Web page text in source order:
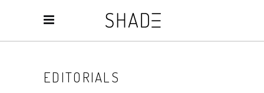
EDITORIALS